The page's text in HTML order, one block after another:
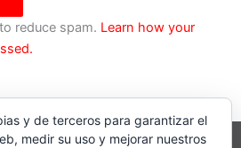
reduce spam. Learn how your
y de terceros para garantizar el
medir su uso y mejorar nuestros